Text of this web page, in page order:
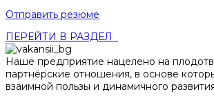
Отправить резюме
ПЕРЕЙТИ В РАЗДЕЛ
Наше предприятие нацелено на
партнёрские отношения, в основе
взаимной пользы и динамичного